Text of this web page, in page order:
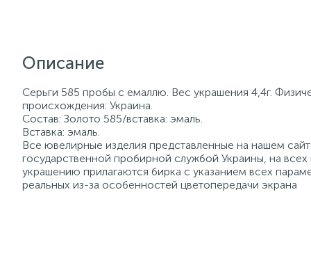
Описание
Серьги 585 пробы с емаллю. Вес украшения 4,4г.
происхождения: Украина.
Состав: Золото 585/вставка: эмаль.
Вставка: эмаль.
Все ювелирные изделия представленные на нашем
государственной пробирной службой Украины, на
украшению прилагаются бирка с указанием всех
реальных из-за особенностей цветопередачи экрана